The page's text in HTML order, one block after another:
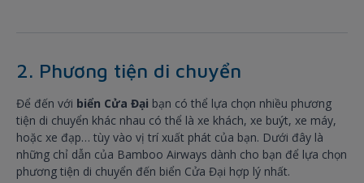
2. Phương tiện di chuyển
Để đến với biển Cửa Đại bạn có thể lựa chọn nhiều phương
tiện di chuyển khác nhau có thể là xe khách, xe buýt, xe máy,
hoặc xe đạp… tùy vào vị trí xuất phát của bạn. Dưới đây là
những chỉ dẫn của Bamboo Airways dành cho bạn để lựa chọn
phương tiện di chuyển đến biển Cửa Đại hợp lý nhất.